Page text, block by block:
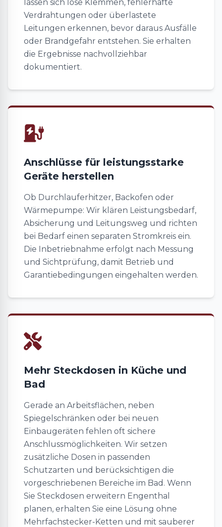
lassen sich lose Klemmen, fehlerhafte
Verdrahtungen oder überlastete
Leitungen erkennen, bevor daraus Ausfälle
oder Brandgefahr entstehen. Sie erhalten
die Ergebnisse nachvollziehbar
dokumentiert.
Anschlüsse für leistungsstarke
Geräte herstellen
Ob Durchlauferhitzer, Backofen oder
Wärmepumpe: Wir klären Leistungsbedarf,
Absicherung und Leitungsweg und richten
bei Bedarf einen separaten Stromkreis ein.
Die Inbetriebnahme erfolgt nach Messung
und Sichtprüfung, damit Betrieb und
Garantiebedingungen eingehalten werden.
Mehr Steckdosen in Küche und
Bad
Gerade an Arbeitsflächen, neben
Spiegelschränken oder bei neuen
Einbaugeräten fehlen oft sichere
Anschlussmöglichkeiten. Wir setzen
zusätzliche Dosen in passenden
Schutzarten und berücksichtigen die
vorgeschriebenen Bereiche im Bad. Wenn
Sie Steckdosen erweitern Engenthal
planen, erhalten Sie eine Lösung ohne
Mehrfachstecker-Ketten und mit sauberer